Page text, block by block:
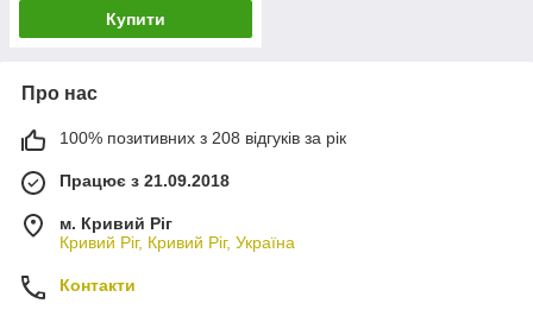
Купити
Про нас
100% позитивних з 208 відгуків за рік
Працює з 21.09.2018
м. Кривий Ріг
Кривий Ріг, Кривий Ріг, Україна
Контакти